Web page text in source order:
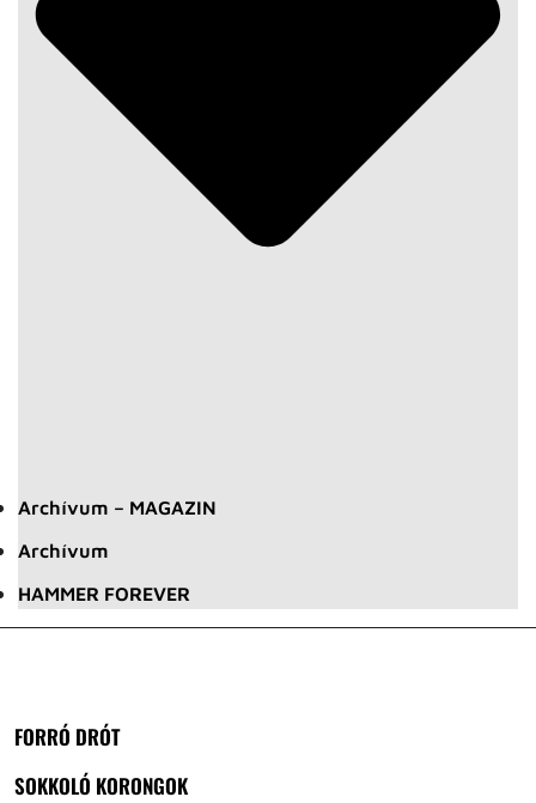
Archívum – MAGAZIN
Archívum
HAMMER FOREVER
FORRÓ DRÓT
SOKKOLÓ KORONGOK